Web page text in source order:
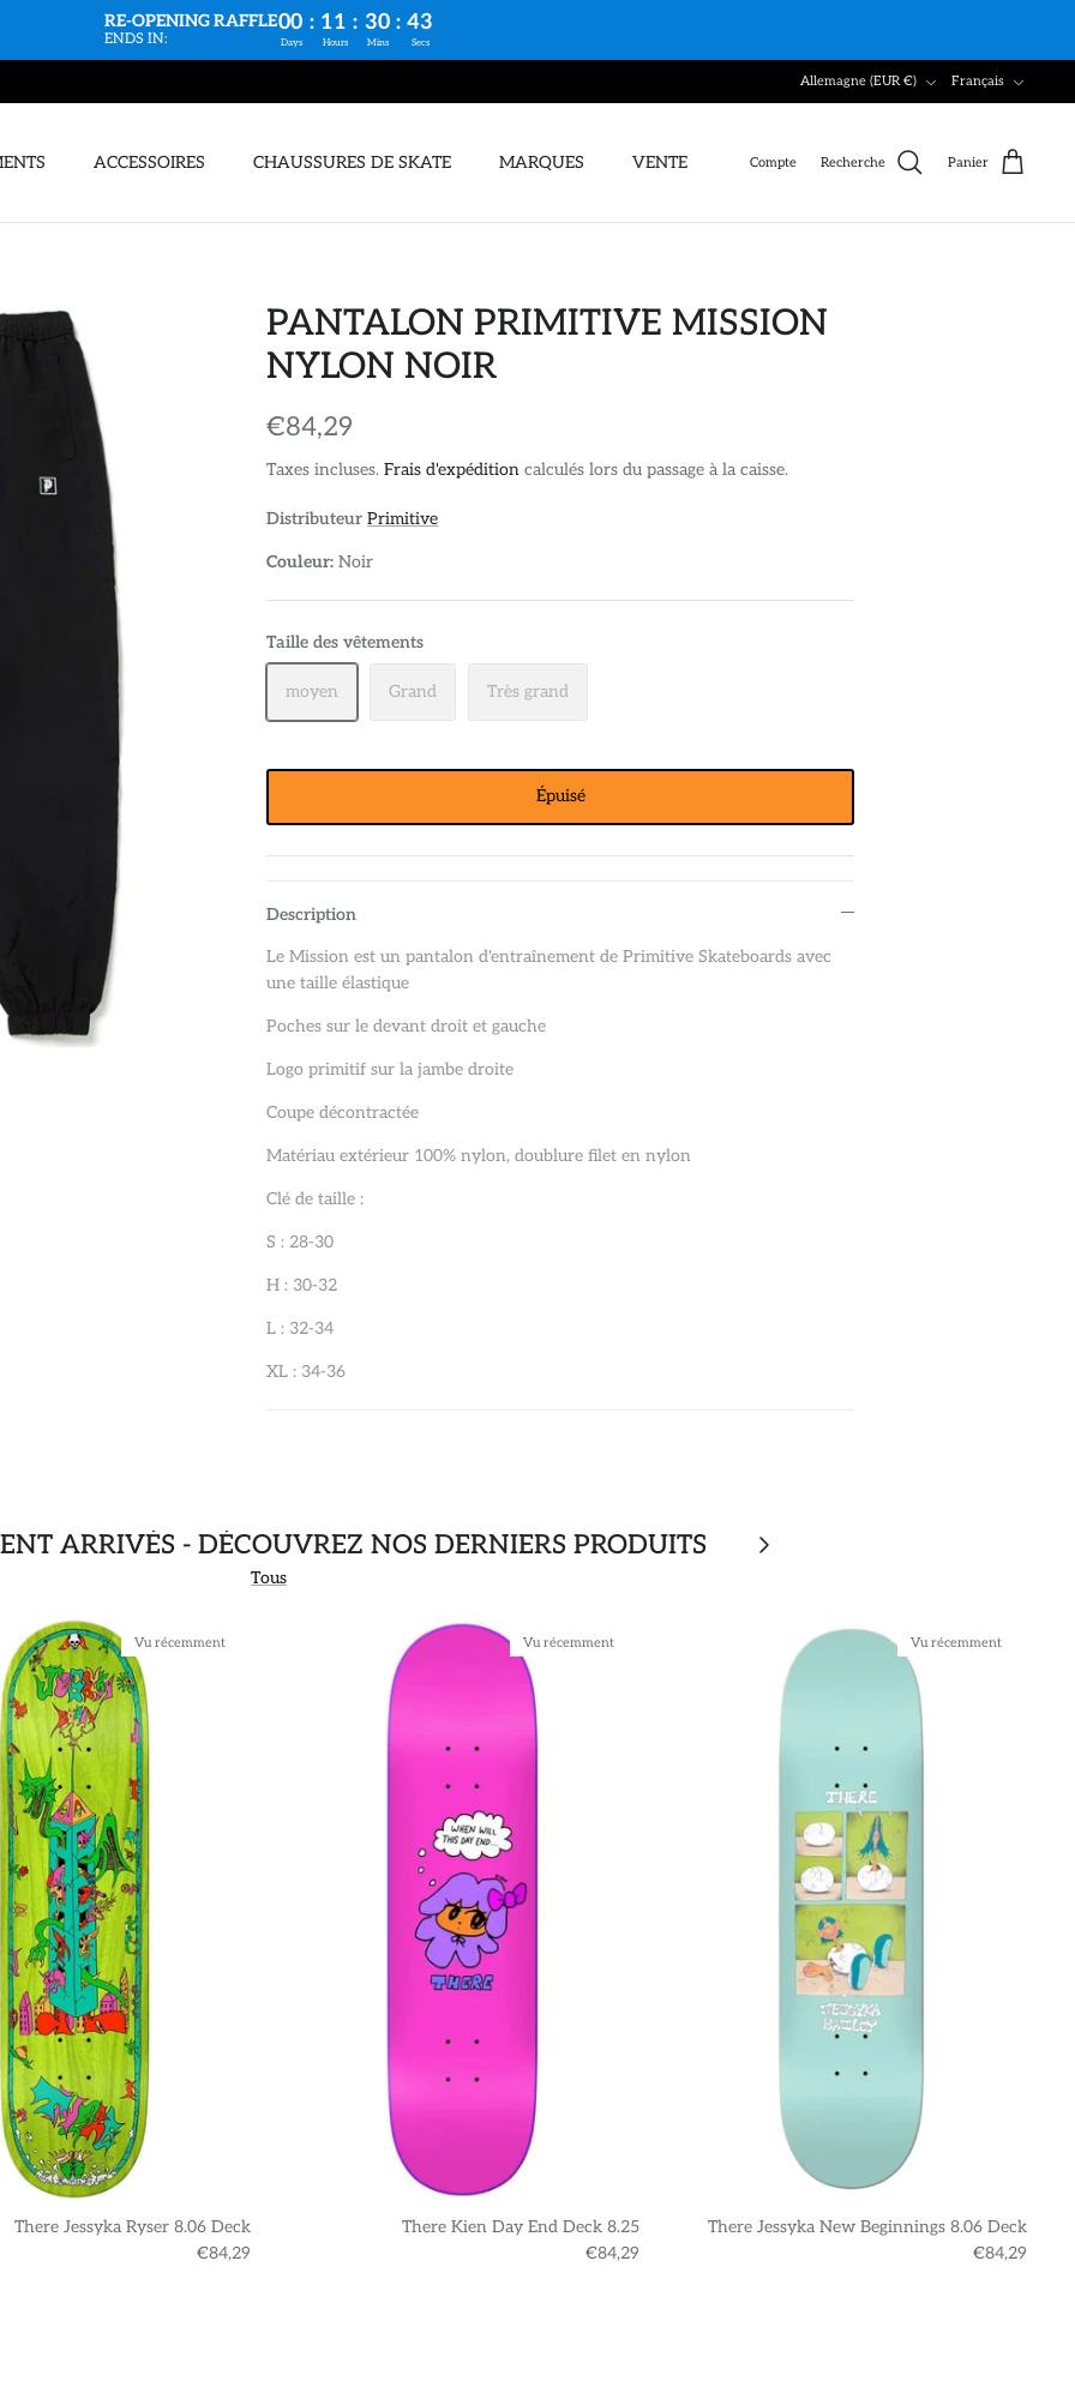
RE-OPENING RAFFLE
ENDS IN:
00 : 11 : 30 : 42
Days Hours Mins Secs
Allemagne (EUR €) Français
ACCESSOIRES CHAUSSURES DE SKATE MARQUES VENTE Compte Recherche Panier
PANTALON PRIMITIVE MISSION
NYLON NOIR
€84,29
Taxes incluses.Frais d'expédition calculés lors du passage à la caisse.
Distributeur Primitive
Couleur: Noir
Taille des vêtements
moyen Grand Très grand
Épuisé
Description
Le Mission est un pantalon d'entraînement de Primitive Skateboards avec
une taille élastique
Poches sur le devant droit et gauche
Logo primitif sur la jambe droite
Coupe décontractée
Matériau extérieur 100% nylon, doublure filet en nylon
Clé de taille :
S : 28-30
H : 30-32
L : 32-34
XL : 34-36
ARRIVÉS - DÉCOUVREZ NOS DERNIERS PRODUITS
Tous
Vu récemment
There Jessyka Ryser 8.06 Deck
€84,29
Vu récemment
There Kien Day End Deck 8.25
€84,29
Vu récemment
There Jessyka New Beginnings 8.06 Deck
€84,29